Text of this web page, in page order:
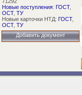
Новые поступления: ГОСТ,
ОСТ, ТУ
Новые карточки НТД: ГОСТ,
ОСТ, ТУ
Добавить документ